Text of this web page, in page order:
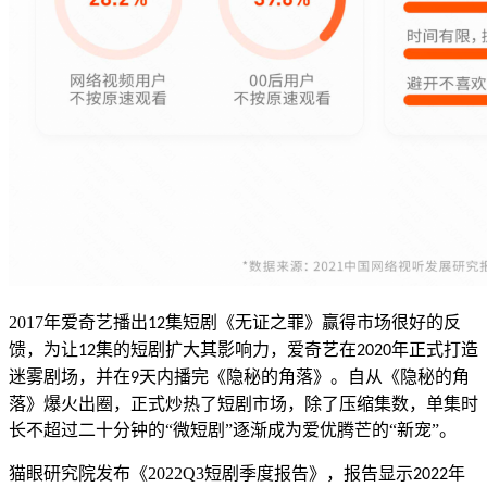
2017年爱奇艺播出12集短剧《无证之罪》赢得市场很好的反
馈，为让12集的短剧扩大其影响力，爱奇艺在2020年正式打造
迷雾剧场，并在9天内播完《隐秘的角落》。自从《隐秘的角
落》爆火出圈，正式炒热了短剧市场，除了压缩集数，单集时
长不超过二十分钟的“微短剧”逐渐成为爱优腾芒的“新宠”。
猫眼研究院发布《2022Q3短剧季度报告》，报告显示2022年